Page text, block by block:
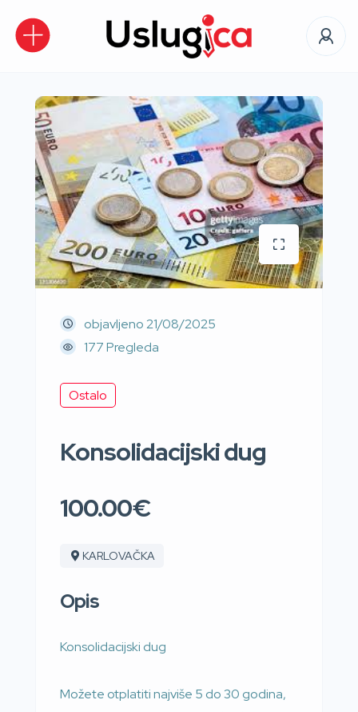
objavljeno21/08/2025
177 Pregleda
Ostalo
Konsolidacijski dug
100.00€
KARLOVAČKA
Opis
Konsolidacijski dug
Možete otplatiti najviše 5 do 30 godina,